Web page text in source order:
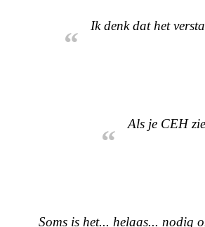
“
Ik denk dat het
“
Als je CEH
Soms is het... helaas... nodig